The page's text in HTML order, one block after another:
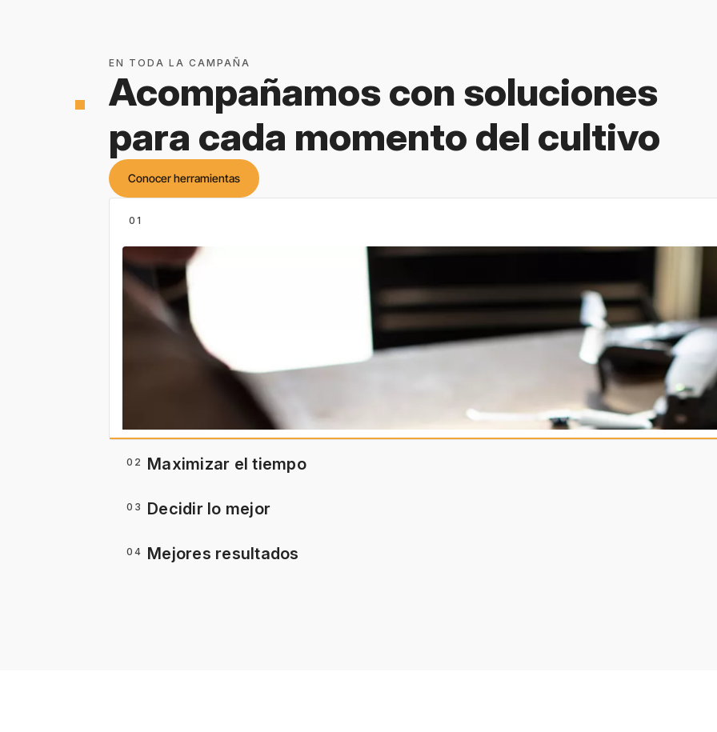
EN TODA LA CAMPAÑA
Acompañamos con soluciones
para cada momento del cultivo
Conocer herramientas
01
02 Maximizar el tiempo
03 Decidir lo mejor
04 Mejores resultados